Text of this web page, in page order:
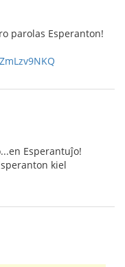
parolas Esperanton!
Esperantuĵo!
kiel